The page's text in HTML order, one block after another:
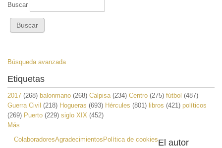
Buscar
Búsqueda avanzada
Etiquetas
2017 (268) balonmano (268) Calpisa(234) Centro (275) fútbol (487)
Guerra Civil (218) Hogueras (693) Hércules (801) libros (421) políticos
(269) Puerto (229) siglo XIX (452)
Más
ColaboradoresAgradecimientosPolítica de cookiesEl autor